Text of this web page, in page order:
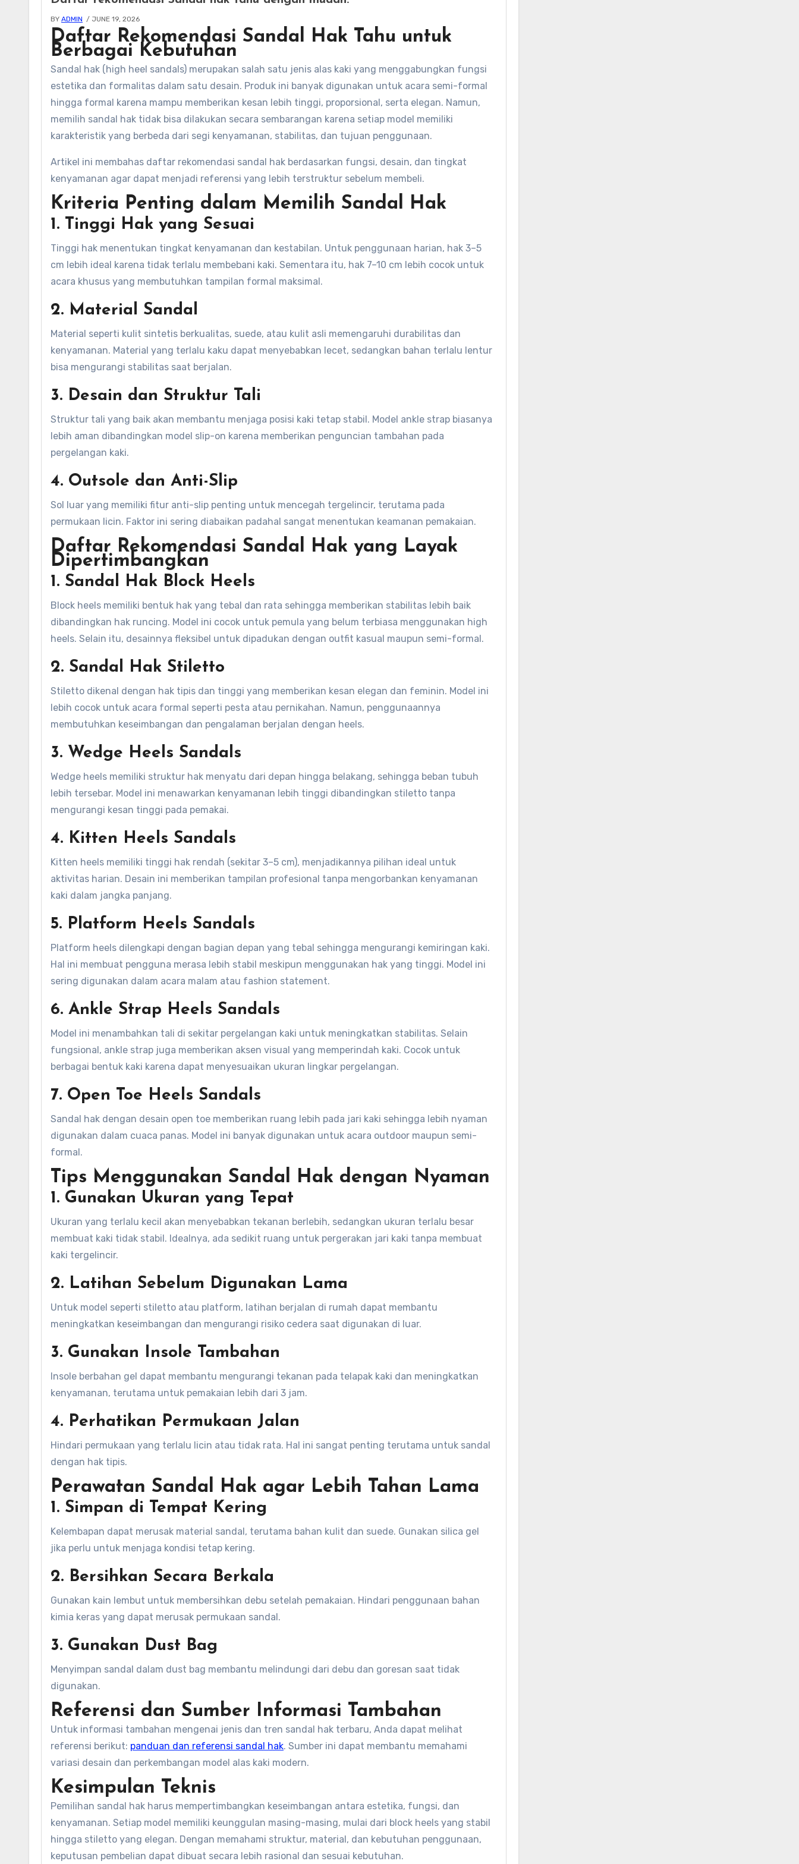
BY ADMIN / JUNE 19, 2026
Daftar Rekomendasi Sandal Hak Tahu untuk
Berbagai Kebutuhan
Sandal hak (high heel sandals) merupakan salah satu jenis alas kaki yang menggabungkan fungsi
estetika dan formalitas dalam satu desain. Produk ini banyak digunakan untuk acara semi-formal
hingga formal karena mampu memberikan kesan lebih tinggi, proporsional, serta elegan. Namun,
memilih sandal hak tidak bisa dilakukan secara sembarangan karena setiap model memiliki
karakteristik yang berbeda dari segi kenyamanan, stabilitas, dan tujuan penggunaan.
Artikel ini membahas daftar rekomendasi sandal hak berdasarkan fungsi, desain, dan tingkat
kenyamanan agar dapat menjadi referensi yang lebih terstruktur sebelum membeli.
Kriteria Penting dalam Memilih Sandal Hak
1. Tinggi Hak yang Sesuai
Tinggi hak menentukan tingkat kenyamanan dan kestabilan. Untuk penggunaan harian, hak 3–5
cm lebih ideal karena tidak terlalu membebani kaki. Sementara itu, hak 7–10 cm lebih cocok untuk
acara khusus yang membutuhkan tampilan formal maksimal.
2. Material Sandal
Material seperti kulit sintetis berkualitas, suede, atau kulit asli memengaruhi durabilitas dan
kenyamanan. Material yang terlalu kaku dapat menyebabkan lecet, sedangkan bahan terlalu lentur
bisa mengurangi stabilitas saat berjalan.
3. Desain dan Struktur Tali
Struktur tali yang baik akan membantu menjaga posisi kaki tetap stabil. Model ankle strap biasanya
lebih aman dibandingkan model slip-on karena memberikan penguncian tambahan pada
pergelangan kaki.
4. Outsole dan Anti-Slip
Sol luar yang memiliki fitur anti-slip penting untuk mencegah tergelincir, terutama pada
permukaan licin. Faktor ini sering diabaikan padahal sangat menentukan keamanan pemakaian.
Daftar Rekomendasi Sandal Hak yang Layak
Dipertimbangkan
1. Sandal Hak Block Heels
Block heels memiliki bentuk hak yang tebal dan rata sehingga memberikan stabilitas lebih baik
dibandingkan hak runcing. Model ini cocok untuk pemula yang belum terbiasa menggunakan high
heels. Selain itu, desainnya fleksibel untuk dipadukan dengan outfit kasual maupun semi-formal.
2. Sandal Hak Stiletto
Stiletto dikenal dengan hak tipis dan tinggi yang memberikan kesan elegan dan feminin. Model ini
lebih cocok untuk acara formal seperti pesta atau pernikahan. Namun, penggunaannya
membutuhkan keseimbangan dan pengalaman berjalan dengan heels.
3. Wedge Heels Sandals
Wedge heels memiliki struktur hak menyatu dari depan hingga belakang, sehingga beban tubuh
lebih tersebar. Model ini menawarkan kenyamanan lebih tinggi dibandingkan stiletto tanpa
mengurangi kesan tinggi pada pemakai.
4. Kitten Heels Sandals
Kitten heels memiliki tinggi hak rendah (sekitar 3–5 cm), menjadikannya pilihan ideal untuk
aktivitas harian. Desain ini memberikan tampilan profesional tanpa mengorbankan kenyamanan
kaki dalam jangka panjang.
5. Platform Heels Sandals
Platform heels dilengkapi dengan bagian depan yang tebal sehingga mengurangi kemiringan kaki.
Hal ini membuat pengguna merasa lebih stabil meskipun menggunakan hak yang tinggi. Model ini
sering digunakan dalam acara malam atau fashion statement.
6. Ankle Strap Heels Sandals
Model ini menambahkan tali di sekitar pergelangan kaki untuk meningkatkan stabilitas. Selain
fungsional, ankle strap juga memberikan aksen visual yang memperindah kaki. Cocok untuk
berbagai bentuk kaki karena dapat menyesuaikan ukuran lingkar pergelangan.
7. Open Toe Heels Sandals
Sandal hak dengan desain open toe memberikan ruang lebih pada jari kaki sehingga lebih nyaman
digunakan dalam cuaca panas. Model ini banyak digunakan untuk acara outdoor maupun semi-
formal.
Tips Menggunakan Sandal Hak dengan Nyaman
1. Gunakan Ukuran yang Tepat
Ukuran yang terlalu kecil akan menyebabkan tekanan berlebih, sedangkan ukuran terlalu besar
membuat kaki tidak stabil. Idealnya, ada sedikit ruang untuk pergerakan jari kaki tanpa membuat
kaki tergelincir.
2. Latihan Sebelum Digunakan Lama
Untuk model seperti stiletto atau platform, latihan berjalan di rumah dapat membantu
meningkatkan keseimbangan dan mengurangi risiko cedera saat digunakan di luar.
3. Gunakan Insole Tambahan
Insole berbahan gel dapat membantu mengurangi tekanan pada telapak kaki dan meningkatkan
kenyamanan, terutama untuk pemakaian lebih dari 3 jam.
4. Perhatikan Permukaan Jalan
Hindari permukaan yang terlalu licin atau tidak rata. Hal ini sangat penting terutama untuk sandal
dengan hak tipis.
Perawatan Sandal Hak agar Lebih Tahan Lama
1. Simpan di Tempat Kering
Kelembapan dapat merusak material sandal, terutama bahan kulit dan suede. Gunakan silica gel
jika perlu untuk menjaga kondisi tetap kering.
2. Bersihkan Secara Berkala
Gunakan kain lembut untuk membersihkan debu setelah pemakaian. Hindari penggunaan bahan
kimia keras yang dapat merusak permukaan sandal.
3. Gunakan Dust Bag
Menyimpan sandal dalam dust bag membantu melindungi dari debu dan goresan saat tidak
digunakan.
Referensi dan Sumber Informasi Tambahan
Untuk informasi tambahan mengenai jenis dan tren sandal hak terbaru, Anda dapat melihat
referensi berikut: panduan dan referensi sandal hak. Sumber ini dapat membantu memahami
variasi desain dan perkembangan model alas kaki modern.
Kesimpulan Teknis
Pemilihan sandal hak harus mempertimbangkan keseimbangan antara estetika, fungsi, dan
kenyamanan. Setiap model memiliki keunggulan masing-masing, mulai dari block heels yang stabil
hingga stiletto yang elegan. Dengan memahami struktur, material, dan kebutuhan penggunaan,
keputusan pembelian dapat dibuat secara lebih rasional dan sesuai kebutuhan.